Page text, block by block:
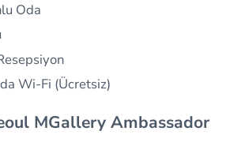
Oda
Wi-Fi (Ücretsiz)
MGallery Ambassador